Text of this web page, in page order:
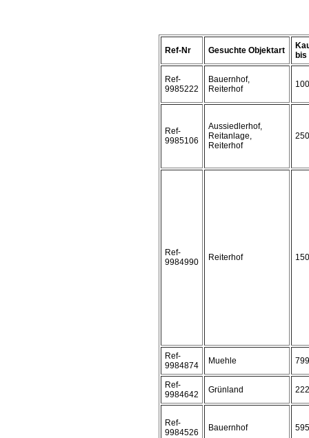
Ref-Nr Gesuchte Objektart
bis
Ref-
9985222
Bauernhof,
Reiterhof
Ref-
9985106
Aussiedlerhof,
Reitanlage,
Reiterhof
Ref-
9984990
Reiterhof
Ref-
9984874
Muehle
Ref-
9984642
Grünland
Ref-
9984526
Bauernhof